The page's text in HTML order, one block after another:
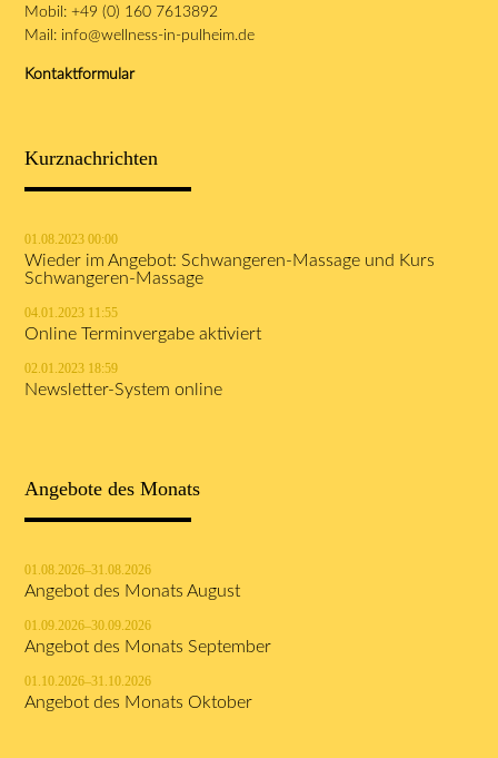
Mobil: +49 (0) 160 7613892
Mail: info@wellness-in-pulheim.de
Kontaktformular
Kurznachrichten
01.08.2023 00:00
Wieder im Angebot: Schwangeren-Massage und Kurs
Schwangeren-Massage
04.01.2023 11:55
Online Terminvergabe aktiviert
02.01.2023 18:59
Newsletter-System online
Angebote des Monats
01.08.2026–31.08.2026
Angebot des Monats August
01.09.2026–30.09.2026
Angebot des Monats September
01.10.2026–31.10.2026
Angebot des Monats Oktober